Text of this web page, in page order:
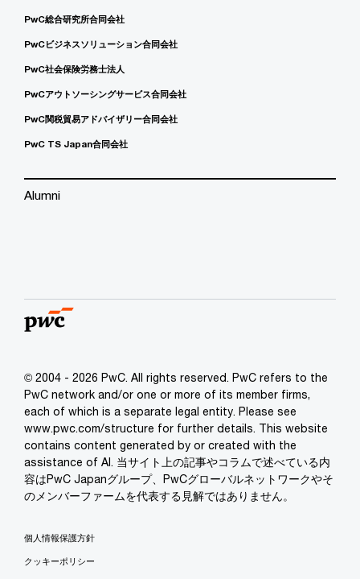
PwC総合研究所合同会社
PwCビジネスソリューション合同会社
PwC社会保険労務士法人
PwCアウトソーシングサービス合同会社
PwC関税貿易アドバイザリー合同会社
PwC TS Japan合同会社
Alumni
© 2004 - 2026 PwC. All rights reserved. PwC refers to the
PwC network and/or one or more of its member firms,
each of which is a separate legal entity. Please see
www.pwc.com/structure for further details. This website
contains content generated by or created with the
assistance of AI. 当サイト上の記事やコラムで述べている内
容はPwC Japanグループ、PwCグローバルネットワークやそ
のメンバーファームを代表する見解ではありません。
個人情報保護方針
クッキーポリシー